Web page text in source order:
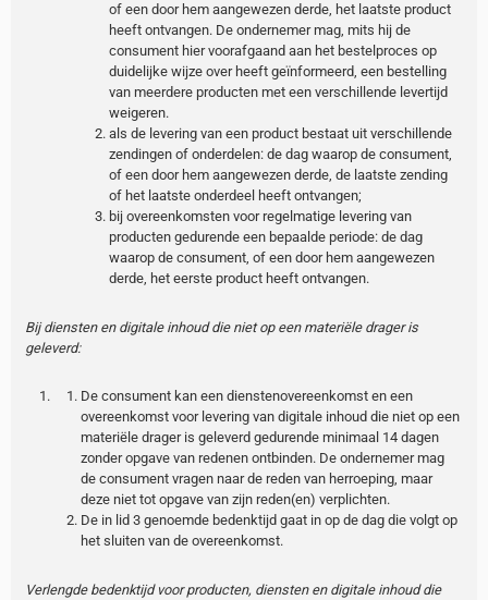
of een door hem aangewezen derde, het laatste product
heeft ontvangen. De ondernemer mag, mits hij de
consument hier voorafgaand aan het bestelproces op
duidelijke wijze over heeft geïnformeerd, een bestelling
van meerdere producten met een verschillende levertijd
weigeren.
als de levering van een product bestaat uit verschillende
zendingen of onderdelen: de dag waarop de consument,
of een door hem aangewezen derde, de laatste zending
of het laatste onderdeel heeft ontvangen;
bij overeenkomsten voor regelmatige levering van
producten gedurende een bepaalde periode: de dag
waarop de consument, of een door hem aangewezen
derde, het eerste product heeft ontvangen.
Bij diensten en digitale inhoud die niet op een materiële drager is
geleverd:
De consument kan een dienstenovereenkomst en een
overeenkomst voor levering van digitale inhoud die niet op een
materiële drager is geleverd gedurende minimaal 14 dagen
zonder opgave van redenen ontbinden. De ondernemer mag
de consument vragen naar de reden van herroeping, maar
deze niet tot opgave van zijn reden(en) verplichten.
De in lid 3 genoemde bedenktijd gaat in op de dag die volgt op
het sluiten van de overeenkomst.
Verlengde bedenktijd voor producten, diensten en digitale inhoud die